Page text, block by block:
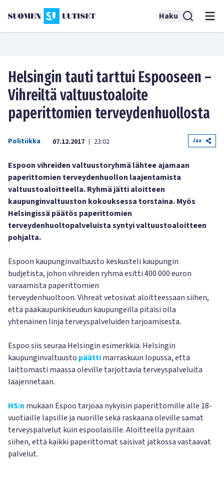
Haku
Helsingin tauti tarttui Espooseen –
Vihreiltä valtuustoaloite
paperittomien terveydenhuollosta
Politiikka 07.12.2017 | 23:02 Jaa
Espoon vihreiden valtuustoryhmä lähtee ajamaan
paperittomien terveydenhuollon laajentamista
valtuustoaloitteella. Ryhmä jätti aloitteen
kaupunginvaltuuston kokouksessa torstaina. Myös
Helsingissä päätös paperittomien
terveydenhuoltopalveluista syntyi valtuustoaloitteen
pohjalta.
Espoon kaupunginvaltuusto keskusteli kaupungin
budjetista, johon vihreiden ryhmä esitti 400 000 euron
varaamista paperittomien
terveydenhuoltoon. Vihreät vetosivat aloitteessaan siihen,
että pääkaupunkiseudun kaupungeilla pitäisi olla
yhtenäinen linja terveyspalveluiden tarjoamisesta.
Espoo siis seuraa Helsingin esimerkkiä. Helsingin
kaupunginvaltuusto päättimarraskuun lopussa, että
laittomasti maassa oleville tarjottavia terveyspalveluita
laajennetaan.
HS:n mukaan Espoo tarjoaa nykyisin paperittomille alle 18-
vuotiaille lapsille ja nuorille sekä raskaana oleville samat
terveyspalvelut kuin espoolaisille. Aloitteella pyritään
siihen, että kaikki paperittomat saisivat jatkossa vastaavat
palvelut.